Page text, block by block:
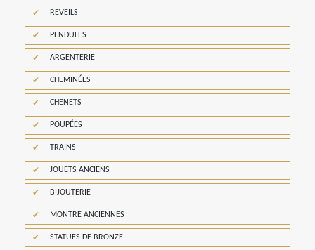
REVEILS
PENDULES
ARGENTERIE
CHEMINÉES
CHENETS
POUPÉES
TRAINS
JOUETS ANCIENS
BIJOUTERIE
MONTRE ANCIENNES
STATUES DE BRONZE